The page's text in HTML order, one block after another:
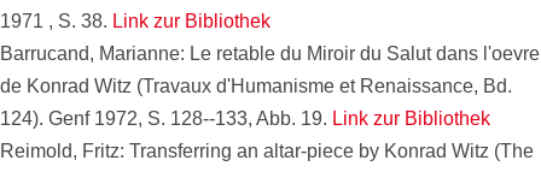
1971 , S. 38. Link zur Bibliothek
Barrucand, Marianne: Le retable du Miroir du Salut dans l'oevre
de Konrad Witz (Travaux d'Humanisme et Renaissance, Bd.
124). Genf 1972, S. 128--133, Abb. 19. Link zur Bibliothek
Reimold, Fritz: Transferring an altar-piece by Konrad Witz (The